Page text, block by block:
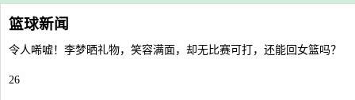
篮球新闻
令人唏嘘！李梦晒礼物，笑容满面，却无比赛可打，还能回女篮吗？
26